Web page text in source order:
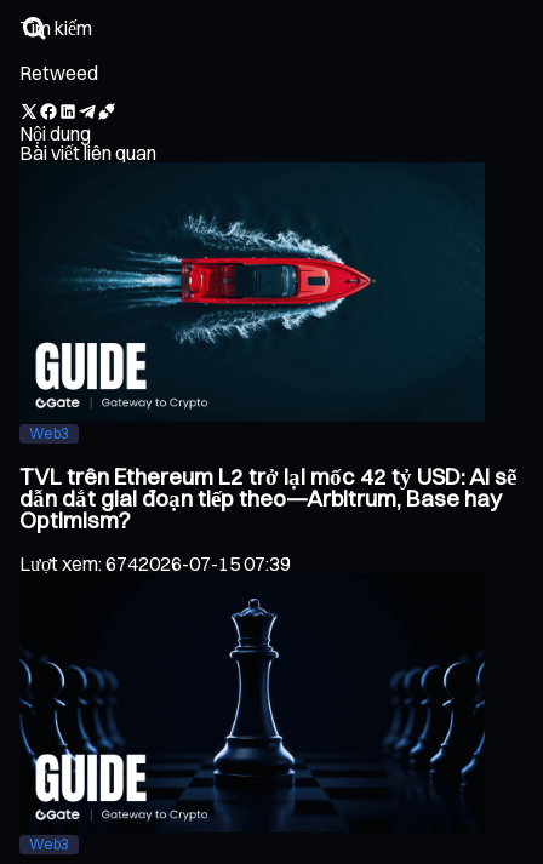
Retweed
Nội dung
Bài viết liên quan
Web3
TVL trên Ethereum L2 trở lại mốc 42 tỷ USD: Ai sẽ
dẫn dắt giai đoạn tiếp theo—Arbitrum, Base hay
Optimism?
Lượt xem:6742026-07-15 07:39
Web3